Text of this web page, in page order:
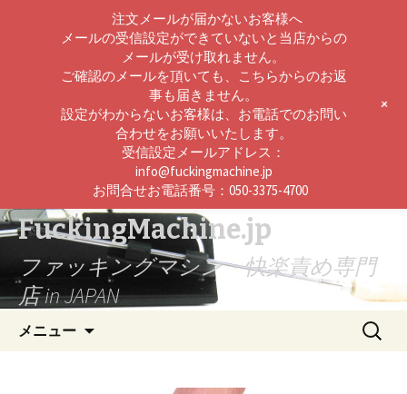
FuckingMachine.jp
ファッキングマシン・快楽責め専門
店 in JAPAN
メニュー
検
注文メールが届かないお客様へ
メールの受信設定ができていないと当店からの
メールが受け取れません。
ご確認のメールを頂いても、こちらからのお返
事も届きません。
設定がわからないお客様は、お電話でのお問い
合わせをお願いいたします。
受信設定メールアドレス：
info@fuckingmachine.jp
お問合せお電話番号：050-3375-4700
+